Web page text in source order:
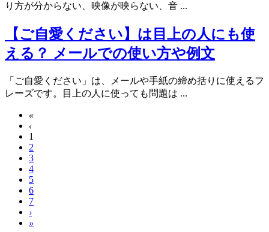
り方が分からない、映像が映らない、音 ...
【ご自愛ください】は目上の人にも使
える？ メールでの使い方や例文
「ご自愛ください」は、メールや手紙の締め括りに使えるフ
レーズです。目上の人に使っても問題は ...
«
‹
1
2
3
4
5
6
7
›
»